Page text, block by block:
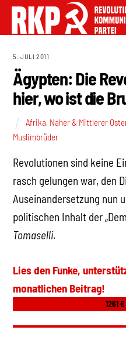
5. JULI 2011
Ägypten: Die
hier, wo ist die
Afrika, Naher & Mittlerer
Muslimbrüder
Revolutionen sind keine
rasch gelungen war, den
Auseinandersetzung nun
politischen Inhalt der
Tomaselli.
Lies den Funke,
monatlichen Beitrag!
1261